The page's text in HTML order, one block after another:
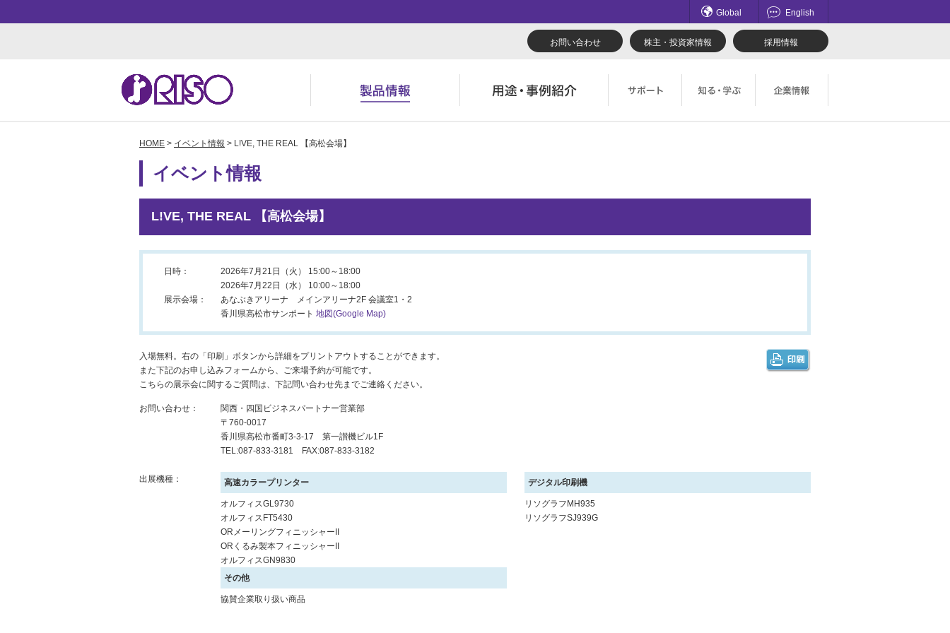
Global English
お問い合わせ 株主・投資家情報 採用情報
用途・事例紹介 トップ ソリューション
サポート トップ よくあるご質問（FAQ）
知る・学ぶTOP かんたん会社案内
企業情報TOP ごあいさつ
株主・投資家情報
HOME > イベント情報 > L!VE, THE REAL 【高松会場】
イベント情報
L!VE, THE REAL 【高松会場】
日時：
2026年7月21日（火） 15:00～18:00
2026年7月22日（水） 10:00～18:00
展示会場：
あなぶきアリーナ メインアリーナ2F 会議室1・2
香川県高松市サンポート 地図(Google Map)
入場無料。右の「印刷」ボタンから詳細をプリントアウトすることができます。
また下記のお申し込みフォームから、ご来場予約が可能です。
こちらの展示会に関するご質問は、下記問い合わせ先までご連絡ください。
お問い合わせ：
関西・四国ビジネスパートナー営業部
〒760-0017
香川県高松市番町3-3-17 第一讃機ビル1F
TEL:087-833-3181 FAX:087-833-3182
出展機種： 高速カラープリンター
オルフィスGL9730
オルフィスFT5430
ORメーリングフィニッシャーII
ORくるみ製本フィニッシャーII
オルフィスGN9830
デジタル印刷機
リソグラフMH935
リソグラフSJ939G
その他
協賛企業取り扱い商品